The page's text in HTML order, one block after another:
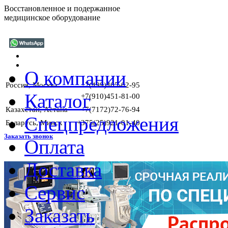
Восстановленное и подержанное
медицинское оборудование
Россия, Москва
+7(499)405-02-95
+7(910)451-81-00
Казахстан, Астана
+7(7172)72-76-94
Беларусь, Минск
+375(25)921-01-40
Заказать звонок
О компании
Каталог
Спецпредложения
Оплата
Доставка
Сервис
Заказать